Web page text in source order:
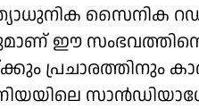
സൈനിക
ഈ
പ്രചാരത്തിനും